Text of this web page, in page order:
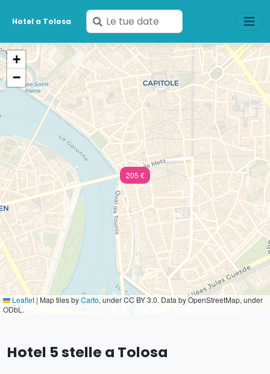
Hotel a Tolosa
Inserisci
le
tue
date
205 €
+
−
Leaflet | Map tiles byCarto, under CC BY 3.0. Data by OpenStreetMap, under
ODbL.
Hotel 5 stelle a Tolosa